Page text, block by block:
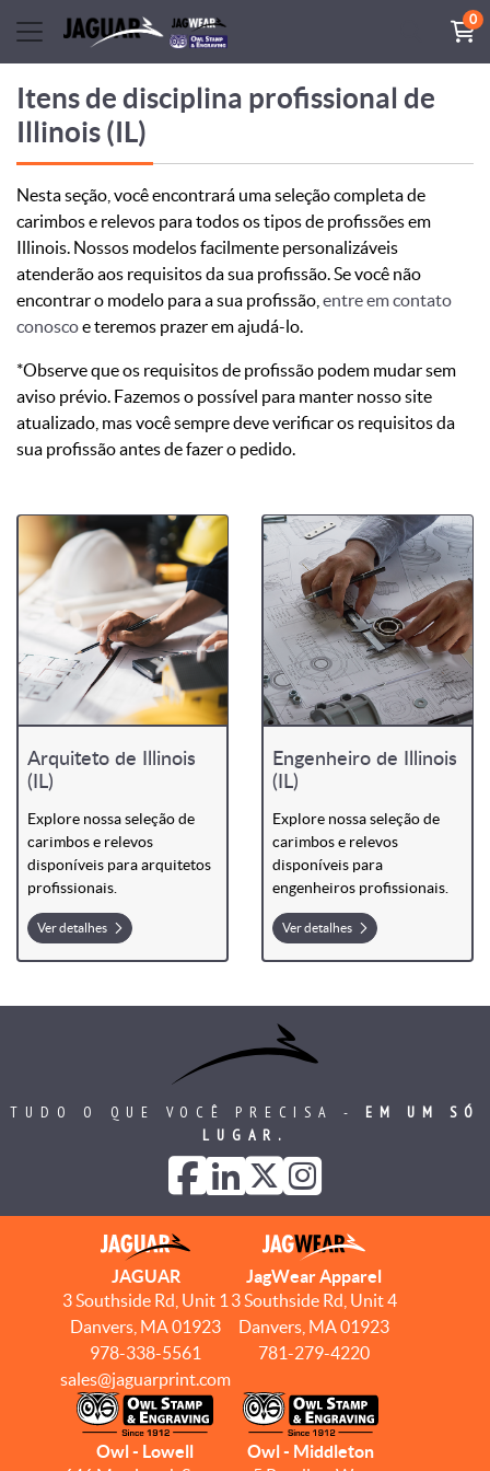
0
Itens de disciplina profissional de
Illinois (IL)
Nesta seção, você encontrará uma seleção completa de
carimbos e relevos para todos os tipos de profissões em
Illinois. Nossos modelos facilmente personalizáveis ​​
atenderão aos requisitos da sua profissão. Se você não
encontrar o modelo para a sua profissão, entre em contato
conoscoe teremos prazer em ajudá-lo.
*Observe que os requisitos de profissão podem mudar sem
aviso prévio. Fazemos o possível para manter nosso site
atualizado, mas você sempre deve verificar os requisitos da
sua profissão antes de fazer o pedido.
Arquiteto de Illinois
(IL)
Explore nossa seleção de
carimbos e relevos
disponíveis para arquitetos
profissionais.
Ver detalhes
Engenheiro de Illinois
(IL)
Explore nossa seleção de
carimbos e relevos
disponíveis para
engenheiros profissionais.
Ver detalhes
TUDO O QUE VOCÊ PRECISA - EM UM SÓ
LUGAR.
JAGUAR
3 Southside Rd, Unit 1
Danvers, MA 01923
978-338-5561
sales@jaguarprint.com
JagWear Apparel
3 Southside Rd, Unit 4
Danvers, MA 01923
781-279-4220
Owl - Lowell
Owl - Middleton